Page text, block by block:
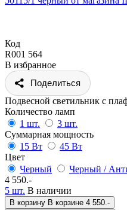
Код
R001 564
В избранное
Поделиться
Подвесной светильник с
Количество ламп
1 шт.
3 шт.
Суммарная мощность
15 Вт
45 Вт
Цвет
Черный
Черный /
4 550.-
5 шт. В наличии
В корзину В корзине 4 550.-